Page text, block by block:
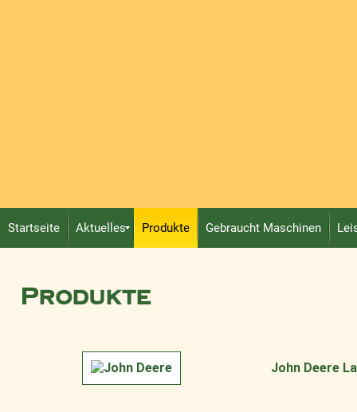
Startseite Aktuelles Produkte Gebraucht Maschinen
Produkte
John Deere